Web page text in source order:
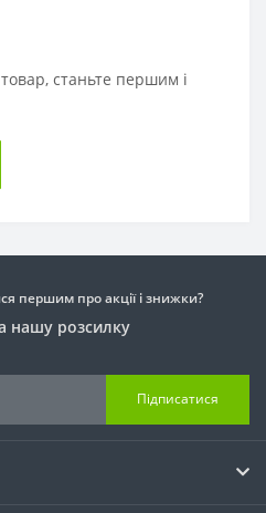
станьте першим і
першим про акції і знижки?
нашу розсилку
Підписатися